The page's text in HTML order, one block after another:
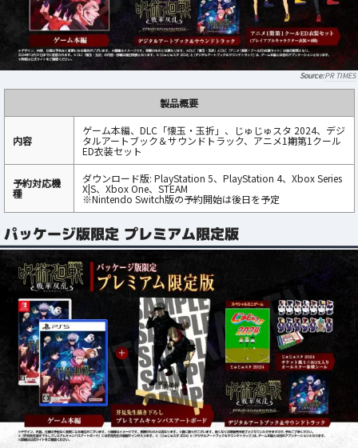
PR TIMES
製品概要
内容
ゲーム本編、DLC「懐玉・玉折」、じゅじゅスタ 2024、デジ
タルアートブック＆サウンドトラック、アニメ1期第1クール
ED衣装セット
予約対応機
種
ダウンロード版: PlayStation 5、PlayStation 4、Xbox Series
X|S、Xbox One、STEAM
※Nintendo Switch版の予約開始は後日を予定
パッケージ版限定 プレミアム限定版